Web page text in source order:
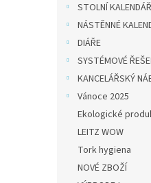
STOLNÍ
NÁSTĚNNÉ
DIÁŘE
SYSTÉMOVÉ
KANCELÁŘSKÝ
Vánoce 2025
Ekologické
LEITZ WOW
Tork hygiena
NOVÉ ZBOŽÍ